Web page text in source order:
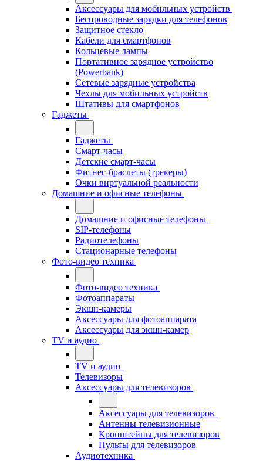
Аксессуары для мобильных устройств
Беспроводные зарядки для телефонов
Защитное стекло
Кабели для смартфонов
Кольцевые лампы
Портативное зарядное устройство
(Powerbank)
Сетевые зарядные устройства
Чехлы для мобильных устройств
Штативы для смартфонов
Гаджеты
Гаджеты
Смарт-часы
Детские смарт-часы
Фитнес-браслеты (трекеры)
Очки виртуальной реальности
Домашние и офисные телефоны
Домашние и офисные телефоны
SIP-телефоны
Радиотелефоны
Стационарные телефоны
Фото-видео техника
Фото-видео техника
Фотоаппараты
Экшн-камеры
Аксессуары для фотоаппарата
Аксессуары для экшн-камер
TV и аудио
TV и аудио
Телевизоры
Аксессуары для телевизоров
Аксессуары для телевизоров
Антенны телевизионные
Кронштейны для телевизоров
Пульты для телевизоров
Аудиотехника